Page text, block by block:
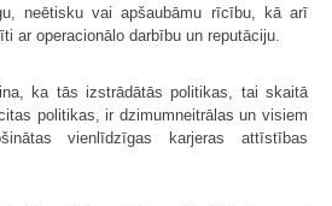
neētisku vai apšaubāmu rīcību, kā arī
ar operacionālo darbību un reputāciju.
ka tās izstrādātās politikas, tai skaitā
politikas, ir dzimumneitrālas un visiem
vienlīdzīgas karjeras attīstības